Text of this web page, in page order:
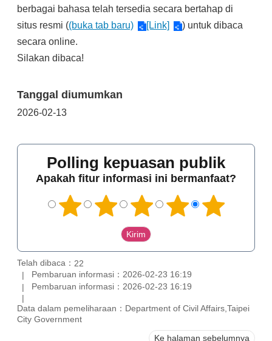
berbagai bahasa telah tersedia secara bertahap di
situs resmi ((buka tab baru) [Link]
) untuk dibaca
secara online.
Silakan dibaca!
Tanggal diumumkan
2026-02-13
Polling kepuasan publik
Apakah fitur informasi ini bermanfaat?
Telah dibaca： 22
Pembaruan informasi：2026-02-23 16:19
Pembaruan informasi：2026-02-23 16:19
Data dalam pemeliharaan：Department of Civil Affairs,Taipei
City Government
Ke halaman sebelumnya